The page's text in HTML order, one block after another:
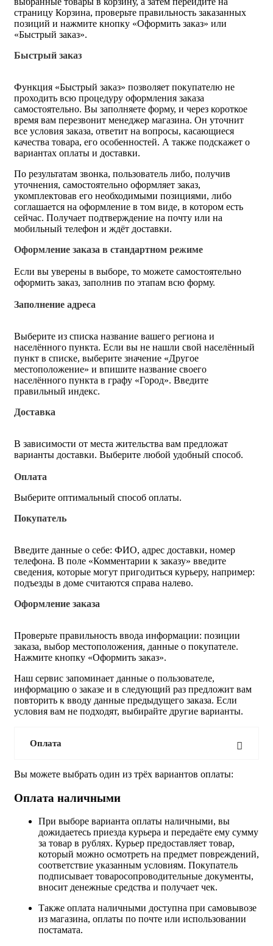
страницу Корзина, проверьте правильность заказанных
позиций и нажмите кнопку «Оформить заказ» или
«Быстрый заказ».
Быстрый заказ
Функция «Быстрый заказ» позволяет покупателю не
проходить всю процедуру оформления заказа
самостоятельно. Вы заполняете форму, и через короткое
время вам перезвонит менеджер магазина. Он уточнит
все условия заказа, ответит на вопросы, касающиеся
качества товара, его особенностей. А также подскажет о
вариантах оплаты и доставки.
По результатам звонка, пользователь либо, получив
уточнения, самостоятельно оформляет заказ,
укомплектовав его необходимыми позициями, либо
соглашается на оформление в том виде, в котором есть
сейчас. Получает подтверждение на почту или на
мобильный телефон и ждёт доставки.
Оформление заказа в стандартном режиме
Если вы уверены в выборе, то можете самостоятельно
оформить заказ, заполнив по этапам всю форму.
Заполнение адреса
Выберите из списка название вашего региона и
населённого пункта. Если вы не нашли свой населённый
пункт в списке, выберите значение «Другое
местоположение» и впишите название своего
населённого пункта в графу «Город». Введите
правильный индекс.
Доставка
В зависимости от места жительства вам предложат
варианты доставки. Выберите любой удобный способ.
Оплата
Выберите оптимальный способ оплаты.
Покупатель
Введите данные о себе: ФИО, адрес доставки, номер
телефона. В поле «Комментарии к заказу» введите
сведения, которые могут пригодиться курьеру, например:
подъезды в доме считаются справа налево.
Оформление заказа
Проверьте правильность ввода информации: позиции
заказа, выбор местоположения, данные о покупателе.
Нажмите кнопку «Оформить заказ».
Наш сервис запоминает данные о пользователе,
информацию о заказе и в следующий раз предложит вам
повторить к вводу данные предыдущего заказа. Если
условия вам не подходят, выбирайте другие варианты.
Оплата
Вы можете выбрать один из трёх вариантов оплаты:
Оплата наличными
При выборе варианта оплаты наличными, вы
дожидаетесь приезда курьера и передаёте ему сумму
за товар в рублях. Курьер предоставляет товар,
который можно осмотреть на предмет повреждений,
соответствие указанным условиям. Покупатель
подписывает товаросопроводительные документы,
вносит денежные средства и получает чек.
Также оплата наличными доступна при самовывозе
из магазина, оплаты по почте или использовании
постамата.